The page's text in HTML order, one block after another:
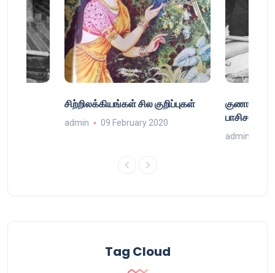
சிற்றிலக்கியங்கள் சில குறிப்புகள்
admin 09 February 2020
குணா :
admin
Tag Cloud